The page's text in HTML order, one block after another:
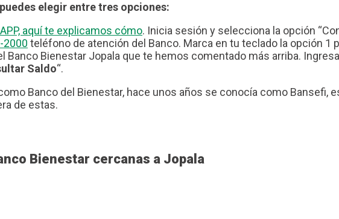
puedes elegir entre tres opciones:
aquí te explicamos cómo. Inicia sesión y selecciona la opción
2000 teléfono de atención del Banco. Marca en tu teclado la opción 1
Banco Bienestar Jopala que te hemos comentado más arriba.
Saldo“.
Banco del Bienestar, hace unos años se conocía como Bansefi,
de estas.
Bienestar cercanas a Jopala